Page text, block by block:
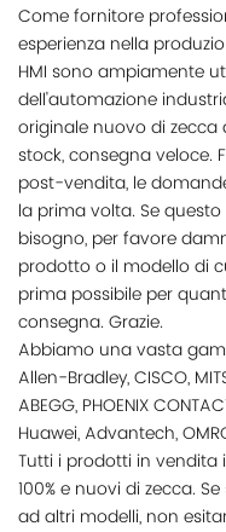
Come fornitore
esperienza nella
HMI sono ampiamente
dell'automazione
originale nuovo di zecca
stock, consegna veloce.
post-vendita, le
la prima volta. Se
bisogno, per favore
prodotto o il modello di
prima possibile per
consegna. Grazie.
Abbiamo una vasta
Allen-Bradley, CISCO,
ABEGG, PHOENIX
Huawei, Advantech,
Tutti i prodotti in vendita
100% e nuovi di zecca.
ad altri modelli, non